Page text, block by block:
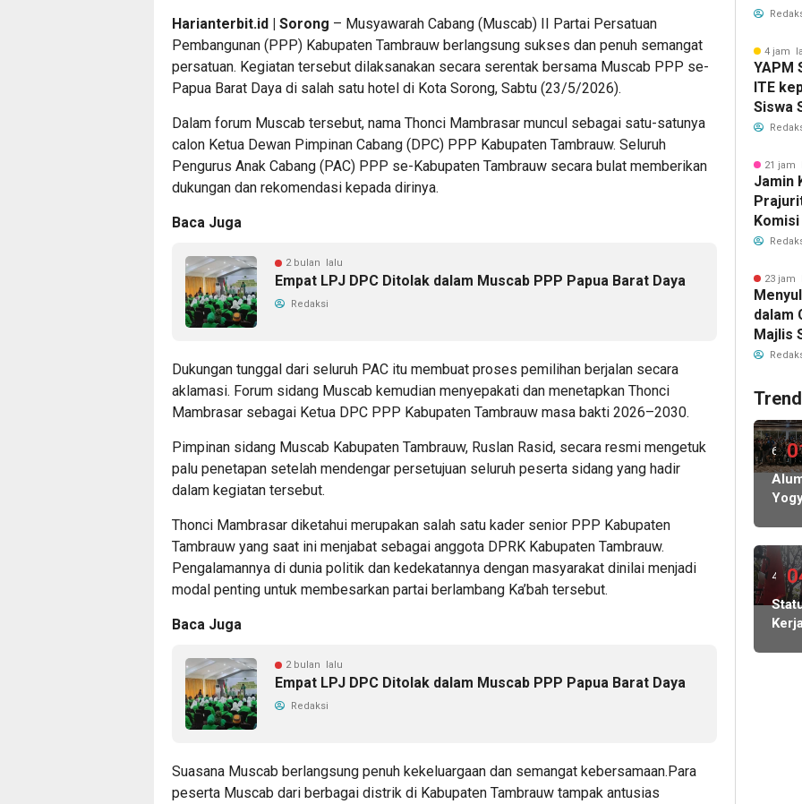
Harianterbit.id | Sorong – Musyawarah Cabang (Muscab) II Partai Persatuan
Pembangunan (PPP) Kabupaten Tambrauw berlangsung sukses dan penuh semangat
persatuan. Kegiatan tersebut dilaksanakan secara serentak bersama Muscab PPP se-
Papua Barat Daya di salah satu hotel di Kota Sorong, Sabtu (23/5/2026).
Dalam forum Muscab tersebut, nama Thonci Mambrasar muncul sebagai satu-satunya
calon Ketua Dewan Pimpinan Cabang (DPC) PPP Kabupaten Tambrauw. Seluruh
Pengurus Anak Cabang (PAC) PPP se-Kabupaten Tambrauw secara bulat memberikan
dukungan dan rekomendasi kepada dirinya.
Baca Juga
2 bulan lalu
Empat LPJ DPC Ditolak dalam Muscab PPP Papua Barat Daya
Redaksi
Dukungan tunggal dari seluruh PAC itu membuat proses pemilihan berjalan secara
aklamasi. Forum sidang Muscab kemudian menyepakati dan menetapkan Thonci
Mambrasar sebagai Ketua DPC PPP Kabupaten Tambrauw masa bakti 2026–2030.
Pimpinan sidang Muscab Kabupaten Tambrauw, Ruslan Rasid, secara resmi mengetuk
palu penetapan setelah mendengar persetujuan seluruh peserta sidang yang hadir
dalam kegiatan tersebut.
Thonci Mambrasar diketahui merupakan salah satu kader senior PPP Kabupaten
Tambrauw yang saat ini menjabat sebagai anggota DPRK Kabupaten Tambrauw.
Pengalamannya di dunia politik dan kedekatannya dengan masyarakat dinilai menjadi
modal penting untuk membesarkan partai berlambang Ka’bah tersebut.
Baca Juga
2 bulan lalu
Empat LPJ DPC Ditolak dalam Muscab PPP Papua Barat Daya
Redaksi
Suasana Muscab berlangsung penuh kekeluargaan dan semangat kebersamaan.Para
peserta Muscab dari berbagai distrik di Kabupaten Tambrauw tampak antusias
4 jam
YAPM
ITE
Siswa
Kota
21 jam
Jamin
Komisi
Tukin
23 jam
dalam
Majlis
6
hari
lalu
4
hari
lalu